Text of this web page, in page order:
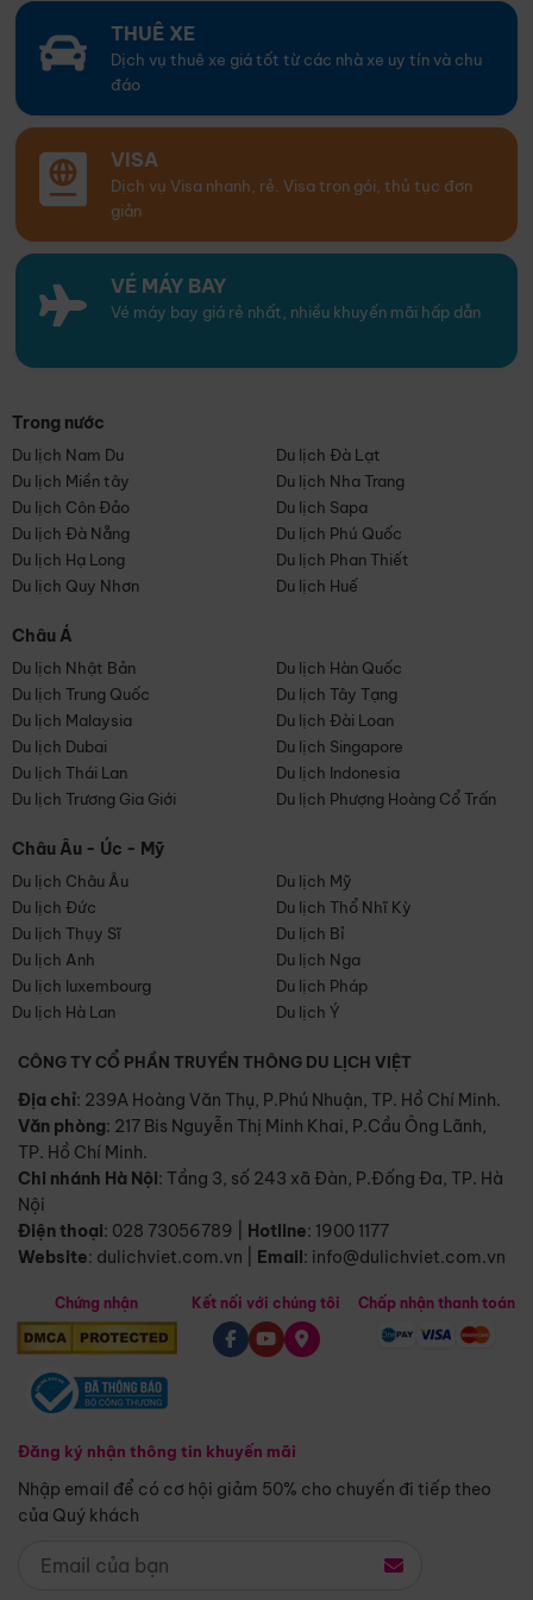
THUÊ XE
Dịch vụ thuê xe giá tốt từ các nhà xe uy tín và chu
đáo
VISA
Dịch vụ Visa nhanh, rẻ. Visa trọn gói, thủ tục đơn
giản
VÉ MÁY BAY
Vé máy bay giá rẻ nhất, nhiều khuyến mãi hấp dẫn
Trong nước
Du lịch Nam Du
Du lịch Đà Lạt
Du lịch Miền tây
Du lịch Nha Trang
Du lịch Côn Đảo
Du lịch Sapa
Du lịch Đà Nẵng
Du lịch Phú Quốc
Du lịch Hạ Long
Du lịch Phan Thiết
Du lịch Quy Nhơn
Du lịch Huế
Châu Á
Du lịch Nhật Bản
Du lịch Hàn Quốc
Du lịch Trung Quốc
Du lịch Tây Tạng
Du lịch Malaysia
Du lịch Đài Loan
Du lịch Dubai
Du lịch Singapore
Du lịch Thái Lan
Du lịch Indonesia
Du lịch Trương Gia Giới
Du lịch Phượng Hoàng Cổ Trấn
Châu Âu - Úc - Mỹ
Du lịch Châu Âu
Du lịch Mỹ
Du lịch Đức
Du lịch Thổ Nhĩ Kỳ
Du lịch Thụy Sĩ
Du lịch Bỉ
Du lịch Anh
Du lịch Nga
Du lịch luxembourg
Du lịch Pháp
Du lịch Hà Lan
Du lịch Ý
CÔNG TY CỔ PHẦN TRUYỀN THÔNG DU LỊCH VIỆT
Địa chỉ: 239A Hoàng Văn Thụ, P.Phú Nhuận, TP. Hồ Chí Minh.
Văn phòng: 217 Bis Nguyễn Thị Minh Khai, P.Cầu Ông Lãnh,
TP. Hồ Chí Minh.
Chi nhánh Hà Nội: Tầng 3, số 243 xã Đàn, P.Đống Đa, TP. Hà
Nội
Điện thoại: 028 73056789 Hotline: 1900 1177
Website: dulichviet.com.vn Email: info@dulichviet.com.vn
Chứng nhận
Đăng ký nhận thông tin khuyến mãi
Nhập email để có cơ hội giảm 50% cho chuyến đi tiếp theo
của Quý khách
Kết nối với chúng tôi Chấp nhận thanh toán